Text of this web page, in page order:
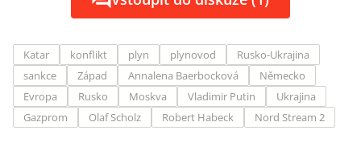
Katar konflikt plyn plynovod
Rusko-Ukrajina
sankce
Západ Annalena Baerbocková
Německo
Evropa
Rusko Moskva Vladimir Putin
Ukrajina
Gazprom
Olaf Scholz Robert Habeck Nord Stream 2